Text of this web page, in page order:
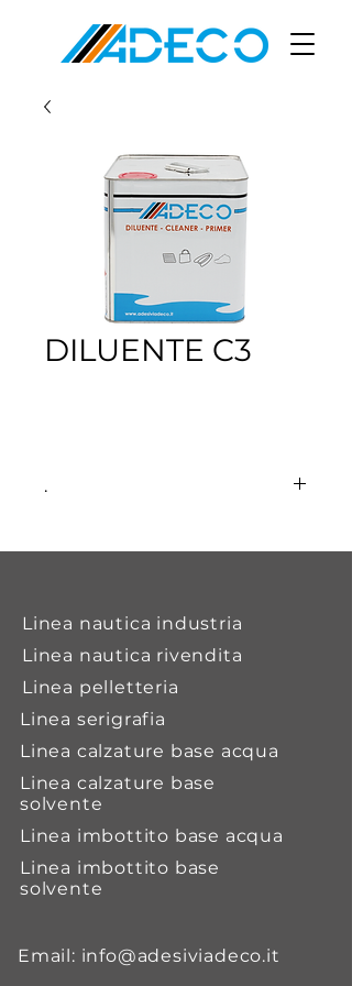
DILUENTE C3
.
di adesivi policloroprenici e la
Linea nautica industria
Linea nautica rivendita
Linea pelletteria
Linea serigrafia
Linea calzature base acqua
Linea calzature base
solvente
Linea imbottito base acqua
Linea imbottito base
solvente
Email: info@adesiviadeco.it